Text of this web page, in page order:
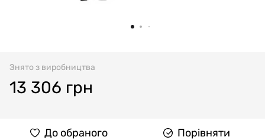
Знято з виробництва
13 306 грн
До обраного Порівняти